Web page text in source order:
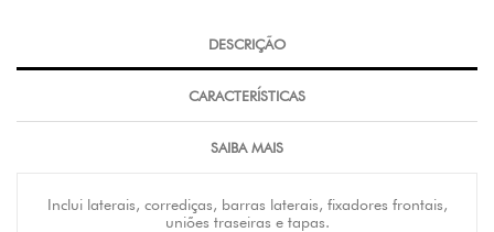
DESCRIÇÃO
CARACTERÍSTICAS
SAIBA MAIS
Inclui laterais, corrediças, barras laterais, fixadores frontais,
uniões traseiras e tapas.